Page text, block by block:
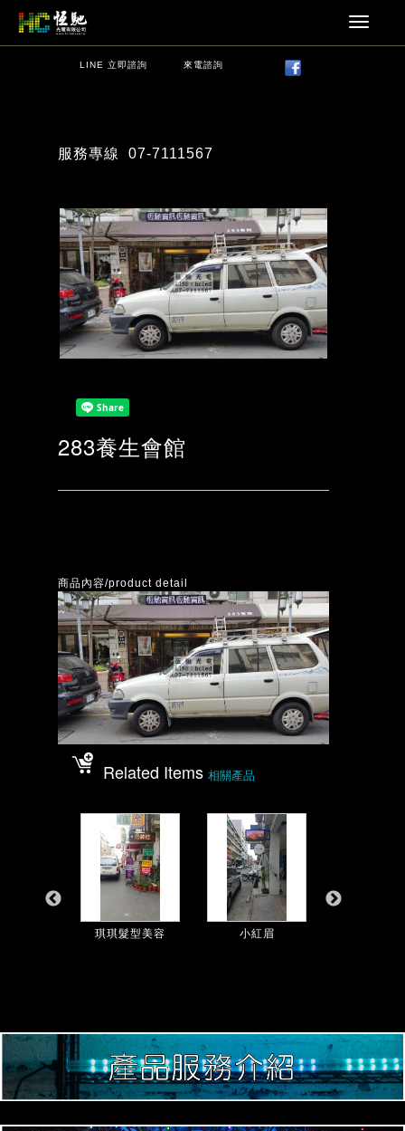
LINE 立即諮詢 來電諮詢
服務專線 07-7111567
283養生會館
商品內容/product detail
Related Items 相關產品
琪琪髮型美容 小紅眉